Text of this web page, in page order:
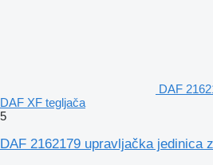
DAF
DAF XF tegljača
5
DAF 2162179 upravljačka jedinica